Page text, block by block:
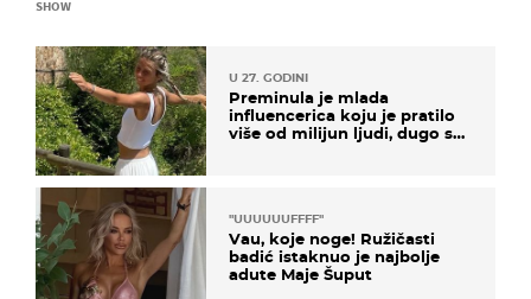
SHOW
U 27. GODINI
Preminula je mlada
influencerica koju je pratilo
više od milijun ljudi, dugo se
"UUUUUUFFFF"
Vau, koje noge! Ružičasti
badić istaknuo je najbolje
adute Maje Šuput